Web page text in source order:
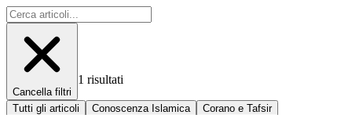
Cancella filtri
1 risultati
Tutti gli articoli Conoscenza Islamica
Corano e Tafsir